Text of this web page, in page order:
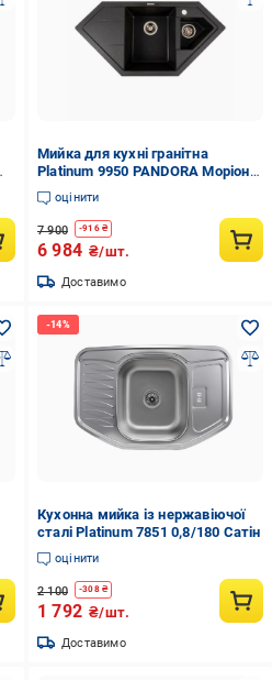
Мийка для кухні гранітна
Platinum 9950 PANDORA Моріон
матовий (950-33)
оцінити
7 900 -916₴
6 984 ₴/шт.
Доставимо
Кухонна мийка із нержавіючої
сталі Platinum 7851 0,8/180 Сатін
оцінити
2 100 -308₴
1 792 ₴/шт.
Доставимо